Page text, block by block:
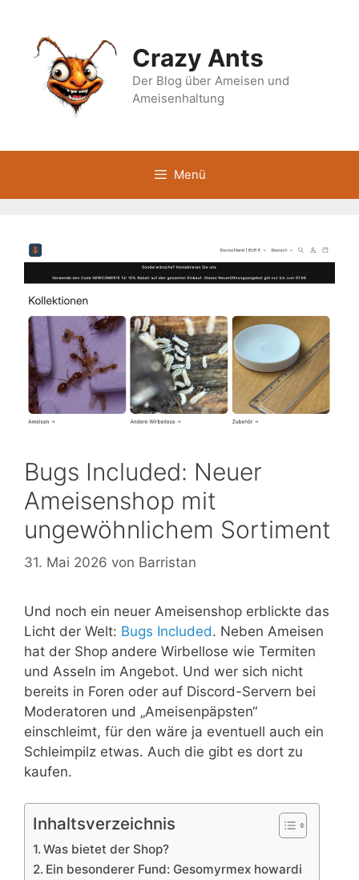
springen
Crazy Ants
Der Blog über Ameisen und
Ameisenhaltung
Menü
Bugs Included: Neuer
Ameisenshop mit
ungewöhnlichem Sortiment
31. Mai 2026 von Barristan
Und noch ein neuer Ameisenshop erblickte das
Licht der Welt: Bugs Included. Neben Ameisen
hat der Shop andere Wirbellose wie Termiten
und Asseln im Angebot. Und wer sich nicht
bereits in Foren oder auf Discord-Servern bei
Moderatoren und „Ameisenpäpsten“
einschleimt, für den wäre ja eventuell auch ein
Schleimpilz etwas. Auch die gibt es dort zu
kaufen.
Inhaltsverzeichnis
Was bietet der Shop?
Ein besonderer Fund: Gesomyrmex howardi